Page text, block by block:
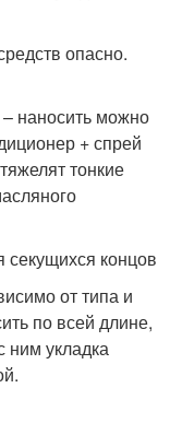
опасно.
наносить можно
+ спрей
тонкие
концов
от типа и
по всей длине,
ним укладка